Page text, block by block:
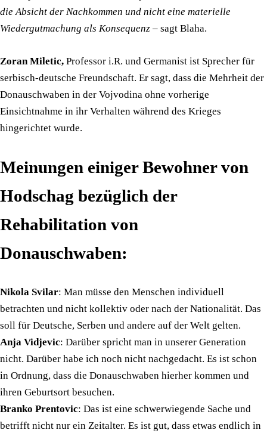
die Absicht der Nachkommen und nicht eine materielle
Wiedergutmachung als Konsequenz – sagt Blaha.
Zoran Miletic, Professor i.R. und Germanist ist Sprecher für
serbisch-deutsche Freundschaft. Er sagt, dass die Mehrheit der
Donauschwaben in der Vojvodina ohne vorherige
Einsichtnahme in ihr Verhalten während des Krieges
hingerichtet wurde.
Meinungen einiger Bewohner von
Hodschag bezüglich der
Rehabilitation von
Donauschwaben:
Nikola Svilar: Man müsse den Menschen individuell
betrachten und nicht kollektiv oder nach der Nationalität. Das
soll für Deutsche, Serben und andere auf der Welt gelten.
Anja Vidjevic: Darüber spricht man in unserer Generation
nicht. Darüber habe ich noch nicht nachgedacht. Es ist schon
in Ordnung, dass die Donauschwaben hierher kommen und
ihren Geburtsort besuchen.
Branko Prentovic: Das ist eine schwerwiegende Sache und
betrifft nicht nur ein Zeitalter. Es ist gut, dass etwas endlich in